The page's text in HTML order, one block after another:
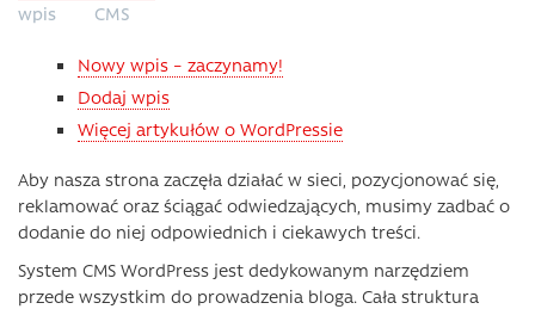
wpis
CMS
Nowy wpis – zaczynamy!
Dodaj wpis
Więcej artykułów o WordPressie
Aby nasza strona zaczęła działać w sieci, pozycjonować się,
reklamować oraz ściągać odwiedzających, musimy zadbać o
dodanie do niej odpowiednich i ciekawych treści.
System CMS WordPress jest dedykowanym narzędziem
przede wszystkim do prowadzenia bloga. Cała struktura